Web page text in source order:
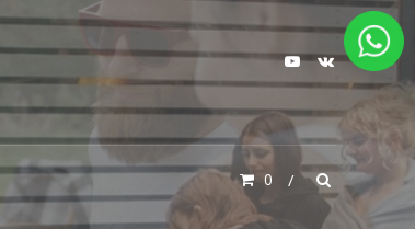
0